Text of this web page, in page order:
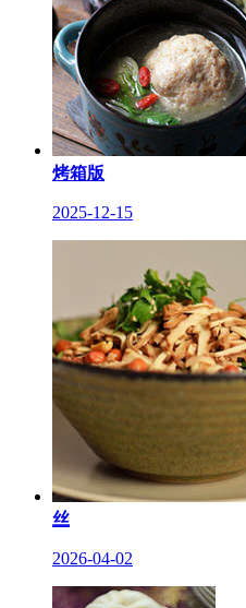
烤箱版
2025-12-15
丝
2026-04-02